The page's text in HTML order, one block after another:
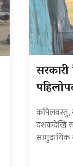
कपिलवस्तु,
दशकदेखि